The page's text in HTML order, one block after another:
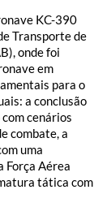
KC-390
Transporte de
onde foi
em
para o
a conclusão
cenários
combate, a
uma
Força Aérea
tática com